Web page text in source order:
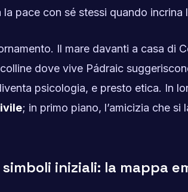
pace con sé stessi quando incrina
Il mare davanti a casa di
dove vive Pádraic
psicologia, e presto etica. In
; in primo piano, l’amicizia che
iniziali: la mappa